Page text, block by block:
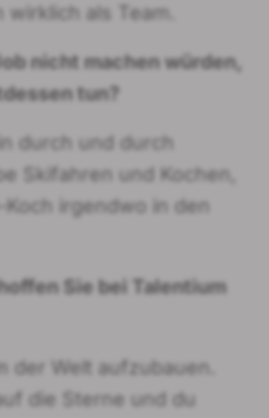
als Team.
nicht machen würden,
tun?
durch und durch
Skifahren und Kochen,
irgendwo in den
Sie bei Talentium
der Welt aufzubauen.
die Sterne und du